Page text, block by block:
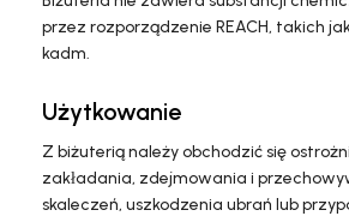
przez rozporządzenie REACH, takich
kadm.
Użytkowanie
Z biżuterią należy obchodzić się
zakładania, zdejmowania i
skaleczeń, uszkodzenia ubrań lub